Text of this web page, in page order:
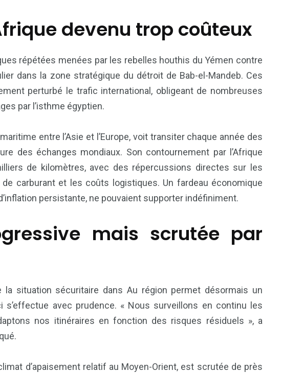
devenu trop coûteux
répétées menées par les rebelles houthis du Yémen contre
dans la zone stratégique du détroit de Bab-el-Mandeb. Ces
perturbé le trafic international, obligeant de nombreuses
par l’isthme égyptien.
entre l’Asie et l’Europe, voit transiter chaque année des
des échanges mondiaux. Son contournement par l’Afrique
de kilomètres, avec des répercussions directes sur les
carburant et les coûts logistiques. Un fardeau économique
persistante, ne pouvaient supporter indéfiniment.
mais scrutée par
la situation sécuritaire dans Au région permet désormais un
s’effectue avec prudence. « Nous surveillons en continu les
nos itinéraires en fonction des risques résiduels », a
d’apaisement relatif au Moyen-Orient, est scrutée de près
Société
78
Sports
42
Uncategorized